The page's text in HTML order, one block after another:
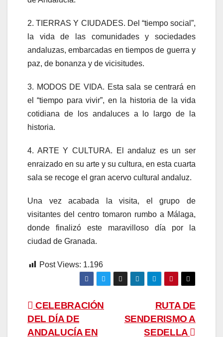
2. TIERRAS Y CIUDADES. Del “tiempo social”,
la vida de las comunidades y sociedades
andaluzas, embarcadas en tiempos de guerra y
paz, de bonanza y de vicisitudes.
3. MODOS DE VIDA. Esta sala se centrará en
el “tiempo para vivir”, en la historia de la vida
cotidiana de los andaluces a lo largo de la
historia.
4. ARTE Y CULTURA. El andaluz es un ser
enraizado en su arte y su cultura, en esta cuarta
sala se recoge el gran acervo cultural andaluz.
Una vez acabada la visita, el grupo de
visitantes del centro tomaron rumbo a Málaga,
donde finalizó este maravilloso día por la
ciudad de Granada.
Post Views: 1.196
Navegación
de
RUTA DE
SENDERISMO A
SEDELLA
CELEBRACIÓN
DEL DÍA DE
ANDALUCÍA EN